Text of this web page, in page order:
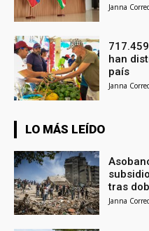
Janna
han
país
Janna
LO MÁS LEÍDO
tras
Janna